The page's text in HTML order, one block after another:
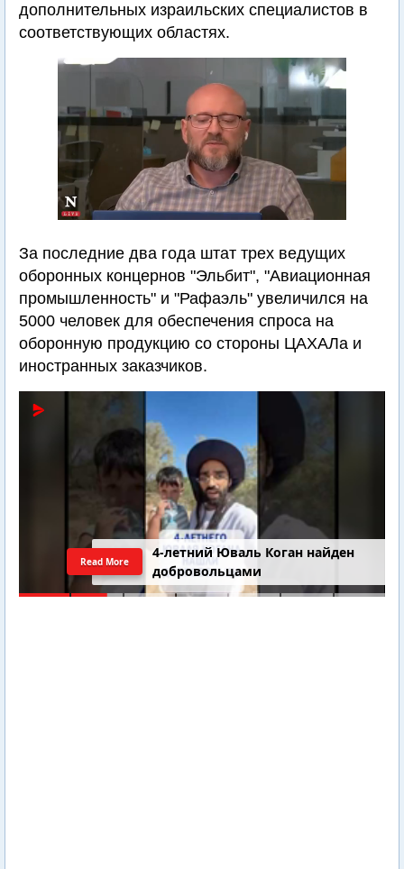
дополнительных израильских специалистов в
соответствующих областях.
За последние два года штат трех ведущих
оборонных концернов "Эльбит", "Авиационная
промышленность" и "Рафаэль" увеличился на
5000 человек для обеспечения спроса на
оборонную продукцию со стороны ЦАХАЛа и
иностранных заказчиков.
4-летний Юваль Коган найден
добровольцами
Read More